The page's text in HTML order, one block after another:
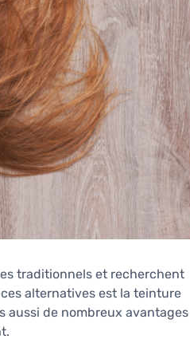
traditionnels et recherchent
alternatives est la teinture
aussi de nombreux avantages